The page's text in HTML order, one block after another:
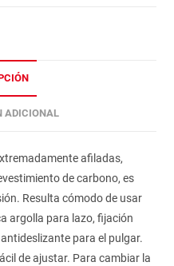
ADICIONAL
afiladas,
de carbono, es
Resulta cómodo de usar
argolla para lazo, fijación
para el pulgar.
de ajustar. Para cambiar la